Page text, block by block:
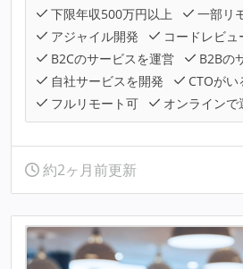
下限年収500万円以上
一部リ
アジャイル開発
コードレビュ
B2Cのサービスを運営
B2Bの
自社サービスを開発
CTOがい
フルリモート可
オンラインで
約2ヶ月前更新